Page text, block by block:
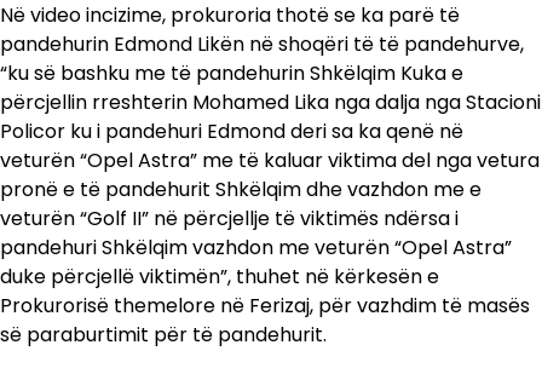
Në video incizime, prokuroria thotë se ka parë të
pandehurin Edmond Likën në shoqëri të të pandehurve,
“ku së bashku me të pandehurin Shkëlqim Kuka e
përcjellin rreshterin Mohamed Lika nga dalja nga Stacioni
Policor ku i pandehuri Edmond deri sa ka qenë në
veturën “Opel Astra” me të kaluar viktima del nga vetura
pronë e të pandehurit Shkëlqim dhe vazhdon me e
veturën “Golf II” në përcjellje të viktimës ndërsa i
pandehuri Shkëlqim vazhdon me veturën “Opel Astra”
duke përcjellë viktimën”, thuhet në kërkesën e
Prokurorisë themelore në Ferizaj, për vazhdim të masës
së paraburtimit për të pandehurit.